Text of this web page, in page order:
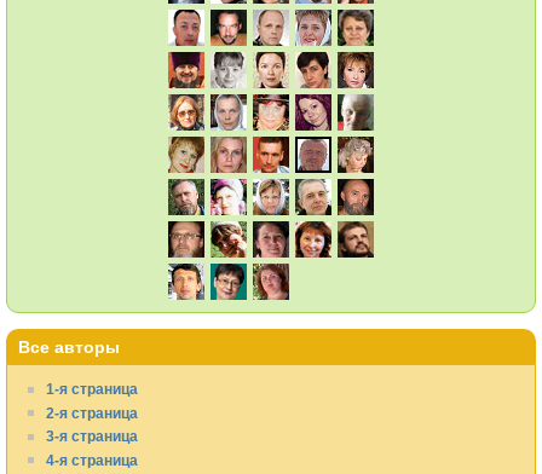
Все авторы
1-я страница
2-я страница
3-я страница
4-я страница